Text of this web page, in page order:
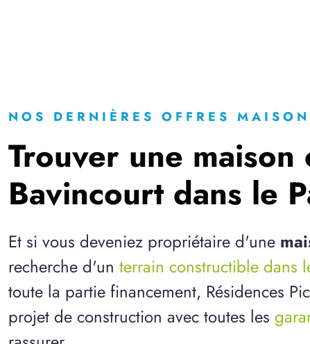
NOS DERNIÈRES OFFRES
Trouver une maison
Bavincourt dans le
Et si vous deveniez propriétaire d'une
recherche d'un terrain constructible dans
toute la partie financement, Résidences
projet de construction avec toutes les